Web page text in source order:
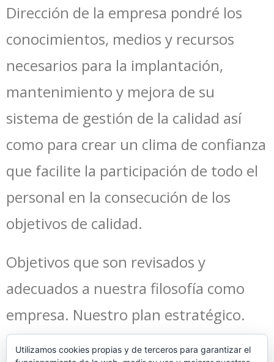
Dirección de la empresa pondré los
conocimientos, medios y recursos
necesarios para la implantación,
mantenimiento y mejora de su
sistema de gestión de la calidad así
como para crear un clima de confianza
que facilite la participación de todo el
personal en la consecución de los
objetivos de calidad.
Objetivos que son revisados y
adecuados a nuestra filosofía como
empresa. Nuestro plan estratégico.
Pincha eneste enlacepara ver
Utilizamos cookies propias y de terceros para garantizar el